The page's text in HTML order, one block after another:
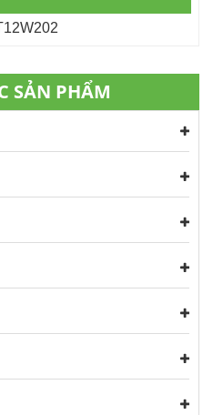
SẢN PHẨM